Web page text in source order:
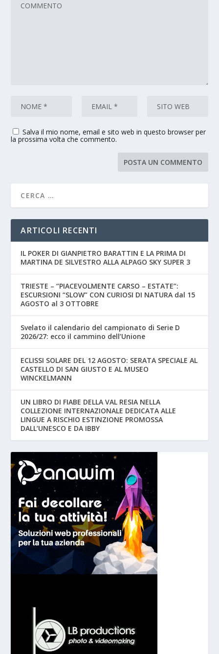
Salva il mio nome, email e sito web in questo browser per
la prossima volta che commento.
ARTICOLI RECENTI
IL POKER DI GIANPIETRO BARATTIN E LA PRIMA DI
MARTINA DE SILVESTRO ALLA ALPAGO SKY SUPER 3
TRIESTE – “PIACEVOLMENTE CARSO – ESTATE”:
ESCURSIONI “SLOW” CON CURIOSI DI NATURA dal 15
AGOSTO al 3 OTTOBRE
Svelato il calendario del campionato di Serie D
2026/27: ecco il cammino dell’Unione
ECLISSI SOLARE DEL 12 AGOSTO: SERATA SPECIALE AL
CASTELLO DI SAN GIUSTO E AL MUSEO
WINCKELMANN
UN LIBRO DI FIABE DELLA VAL RESIA NELLA
COLLEZIONE INTERNAZIONALE DEDICATA ALLE
LINGUE A RISCHIO ESTINZIONE PROMOSSA
DALL’UNESCO E DA IBBY